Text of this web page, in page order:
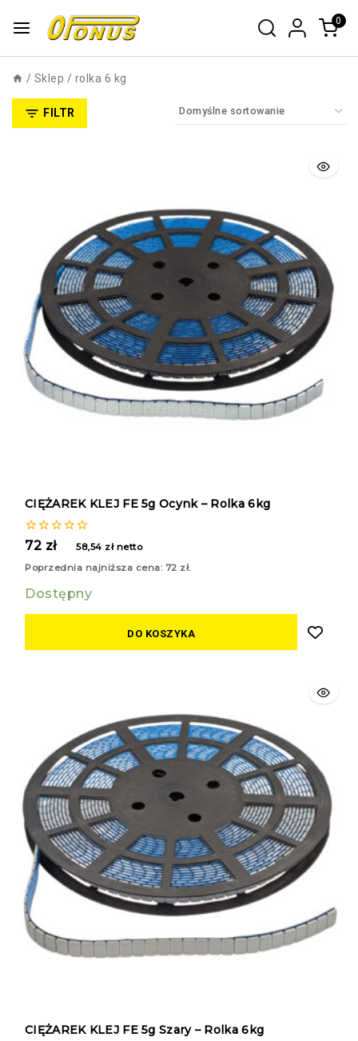
0
/ Sklep / rolka 6 kg
FILTR
CIĘŻAREK KLEJ FE 5g Ocynk – Rolka 6kg
0
5
72 zł 58,54 złnetto
Poprzednia najniższa cena: 72 zł.
Dostępny
DO KOSZYKA
CIĘŻAREK KLEJ FE 5g Szary – Rolka 6kg